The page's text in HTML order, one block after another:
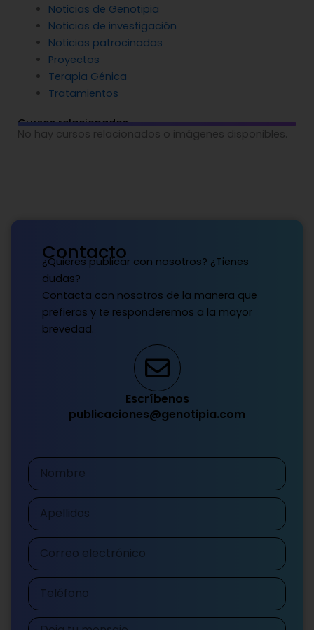
Noticias de Genotipia
Noticias de investigación
Noticias patrocinadas
Proyectos
Terapia Génica
Tratamientos
Cursos relacionados
No hay cursos relacionados o imágenes disponibles.
Contacto
¿Quieres publicar con nosotros? ¿Tienes
dudas?
Contacta con nosotros de la manera que
prefieras y te responderemos a la mayor
brevedad.
Escríbenos
publicaciones@genotipia.com
Nombre
Apellidos
Correo
electrónico
Teléfono
Mensaje